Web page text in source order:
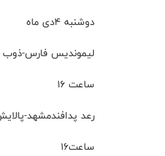
دوشنبه ۴دی ماه
لیموندیس فارس-
ساعت ۱۶
رعد پدافندمشهد-
ساعت۱۶